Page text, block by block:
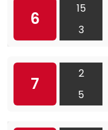
6
15
3
7
2
5